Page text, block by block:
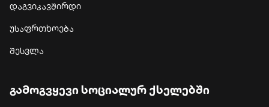
დაგვიკავშირდი
უსაფრთხოება
შესვლა
გამოგვყევი სოციალურ ქსელებში